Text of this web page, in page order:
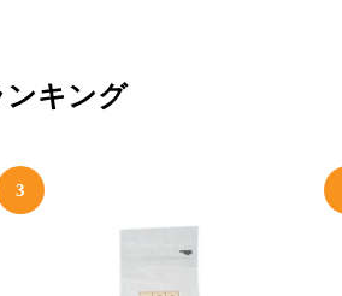
ンキング
3